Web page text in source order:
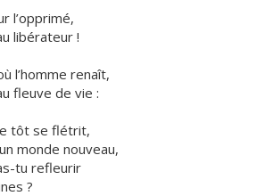
l’opprimé,
libérateur !
l’homme renaît,
fleuve de vie :
tôt se flétrit,
monde nouveau,
tu refleurir
?